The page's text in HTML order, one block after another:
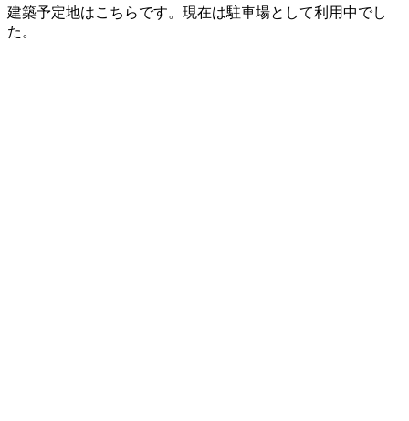
建築予定地はこちらです。現在は駐車場として利用中でし
た。